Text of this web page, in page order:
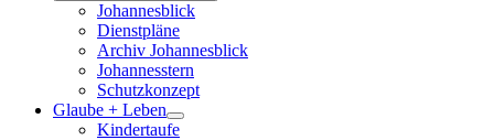
Johannesblick
Dienstpläne
Archiv Johannesblick
Johannesstern
Schutzkonzept
Glaube + Leben
Kindertaufe